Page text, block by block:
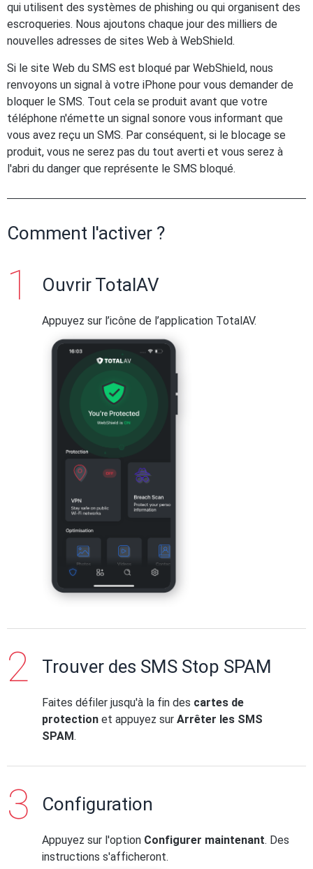
qui utilisent des systèmes de phishing ou qui organisent des
escroqueries. Nous ajoutons chaque jour des milliers de
nouvelles adresses de sites Web à WebShield.
Si le site Web du SMS est bloqué par WebShield, nous
renvoyons un signal à votre iPhone pour vous demander de
bloquer le SMS. Tout cela se produit avant que votre
téléphone n'émette un signal sonore vous informant que
vous avez reçu un SMS. Par conséquent, si le blocage se
produit, vous ne serez pas du tout averti et vous serez à
l'abri du danger que représente le SMS bloqué.
Comment l'activer ?
Ouvrir TotalAV
Appuyez sur l’icône de l’application TotalAV.
Trouver des SMS Stop SPAM
Faites défiler jusqu'à la fin des cartes de
protection et appuyez sur Arrêter les SMS
SPAM.
Configuration
Appuyez sur l'option Configurer maintenant. Des
instructions s'afficheront.